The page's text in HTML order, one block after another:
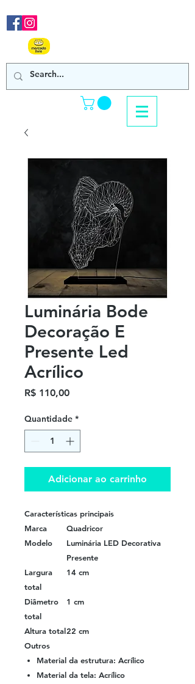
Luminária Bode
Decoração E
Presente Led
Acrílico
R$ 110,00Preço
Quantidade *
Adicionar ao carrinho
Características principais
Marca
Quadricor
Modelo
Luminária LED Decorativa
Presente
Largura
total
14 cm
Diâmetro
total
1 cm
Altura total22 cm
Outros
Material da estrutura: Acrílico
Material da tela: Acrílico